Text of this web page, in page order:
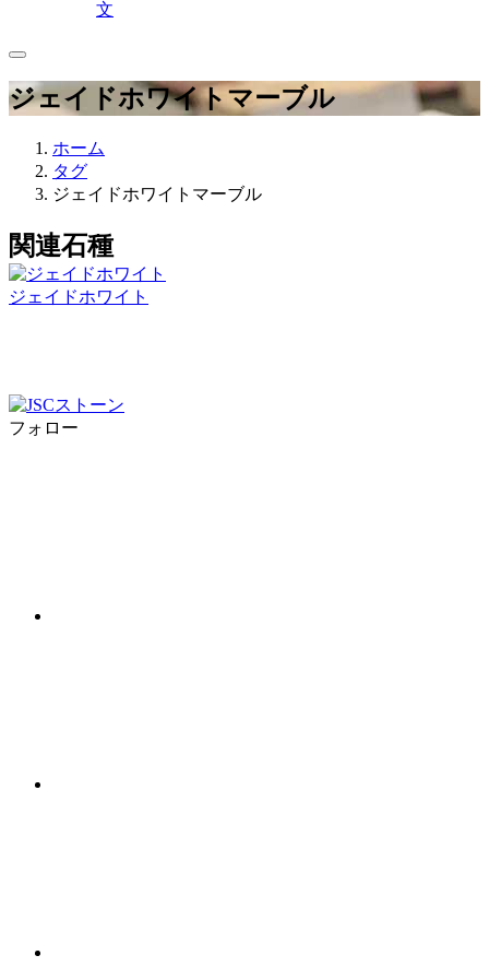
文
ジェイドホワイトマーブル
ホーム
タグ
ジェイドホワイトマーブル
関連石種
ジェイドホワイト
フォロー